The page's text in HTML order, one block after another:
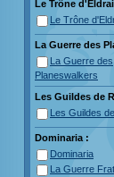
Le Trône
Le Trône
La Guerre des
La Guerre des
Planeswalkers
Les Guildes de
Les Guildes
Dominaria :
Dominaria
La Guerre